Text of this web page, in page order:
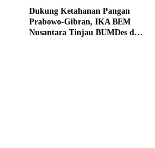
Dukung Ketahanan Pangan
Prabowo-Gibran, IKA BEM
Nusantara Tinjau BUMDes dan